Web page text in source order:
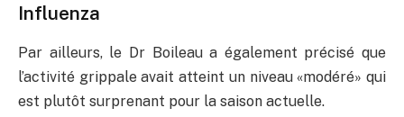
Influenza
Par ailleurs, le Dr Boileau a également précisé que
l’activité grippale avait atteint un niveau «modéré» qui
est plutôt surprenant pour la saison actuelle.